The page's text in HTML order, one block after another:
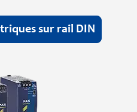
sur rail DIN